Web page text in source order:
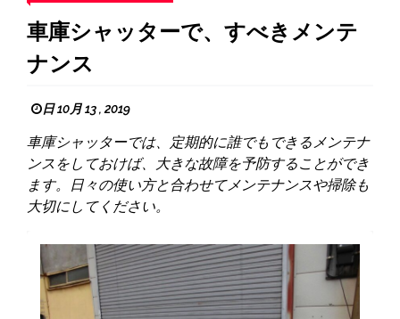
車庫シャッターで、すべきメンテ
ナンス
日 10月 13 , 2019
車庫シャッターでは、定期的に誰でもできるメンテナ
ンスをしておけば、大きな故障を予防することができ
ます。日々の使い方と合わせてメンテナンスや掃除も
大切にしてください。